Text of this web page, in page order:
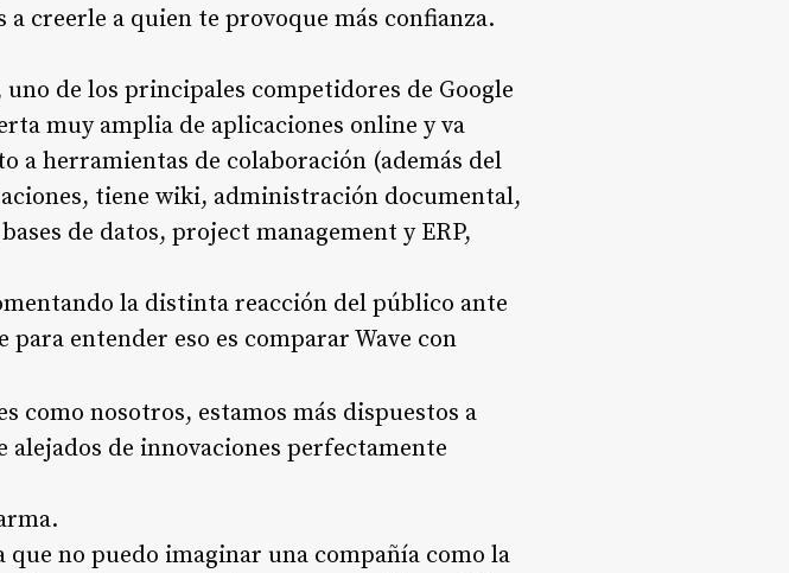
creerle a quien te provoque más confianza.
uno de los principales competidores de Google
muy amplia de aplicaciones online y va
a herramientas de colaboración (además del
tiene wiki, administración documental,
de datos, project management y ERP,
la distinta reacción del público ante
entender eso es comparar Wave con
como nosotros, estamos más dispuestos a
alejados de innovaciones perfectamente
no puedo imaginar una compañía como la